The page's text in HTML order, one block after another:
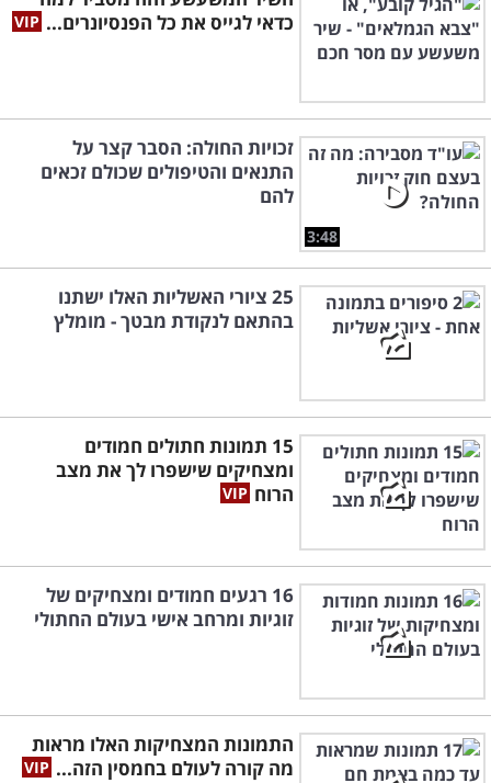
כדאי לגייס את כל הפנסיונרים...
3:48
זכויות החולה: הסבר קצר על
התנאים והטיפולים שכולם זכאים
להם
25 ציורי האשליות האלו ישתנו
בהתאם לנקודת מבטך - מומלץ
15 תמונות חתולים חמודים
ומצחיקים שישפרו לך את מצב
הרוח
16 רגעים חמודים ומצחיקים של
זוגיות ומרחב אישי בעולם החתולי
התמונות המצחיקות האלו מראות
מה קורה לעולם בחמסין הזה...